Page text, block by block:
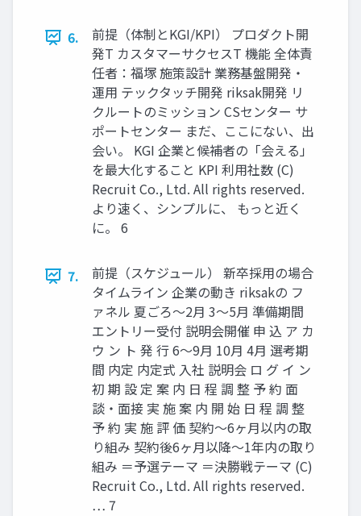
6.
前提（体制とKGI/KPI） プロダクト開
発T カスタマーサクセスT 機能 全体責
任者：福塚 施策設計 業務基盤開発・
運用 テックタッチ開発 riksak開発 リ
クルートのミッション CSセンター サ
ポートセンター まだ、ここにない、出
会い。 KGI 企業と候補者の「会える」
を最大化すること KPI 利用社数 (C)
Recruit Co., Ltd. All rights reserved.
より速く、シンプルに、 もっと近く
に。 6
7.
前提（スケジュール） 新卒採用の場合
タイムライン 企業の動き riksakの フ
ァネル 夏ごろ〜2月 3〜5月 準備期間
エントリー受付 説明会開催 申 込 ア カ
ウ ン ト 発 行 6〜9月 10月 4月 選考期
間 内定 内定式 入社 説明会 ロ グ イ ン
初 期 設 定 案 内 日 程 調 整 予 約 面
談・面接 実 施 案 内 開 始 日 程 調 整
予 約 実 施 評 価 契約〜6ヶ月以内の取
り組み 契約後6ヶ月以降〜1年内の取り
組み ＝予選テーマ ＝決勝戦テーマ (C)
Recruit Co., Ltd. All rights reserved.
… 7